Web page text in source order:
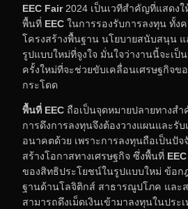
EEC Fair2024 เป็นเวทีสำคัญที่แสดง
พื้นที่ EEC ในการรองรับการลงทุน ทั้ง
โครงสร้างพื้นฐาน นโยบายสนับสนุน
รูปแบบใหม่ที่จูงใจ มั่นใจว่างานนี้จะเป็
ครั้งใหม่ที่จะช่วยขับเคลื่อนเศรษฐกิจข
กระโดด
พื้นที่ EEC ถือเป็นจุดหมายปลายทางส
การดึงการลงทุนจึงต้องวางแผนและรั
อนาคตด้วย เพราะการลงทุนถือเป็นปั
สร้างโอกาสทางเศรษฐกิจ ซึ่งพื้นที่ EEC
ของสิทธิประโยชน์ในรูปแบบใหม่ ข้อก
ฐานด้านโลจิติกส์ สาธารณูปโภค และ
สามารถดึงเม็ดเงินเข้ามาลงทุนในประเ